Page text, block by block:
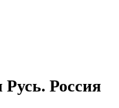
Русь. Россия